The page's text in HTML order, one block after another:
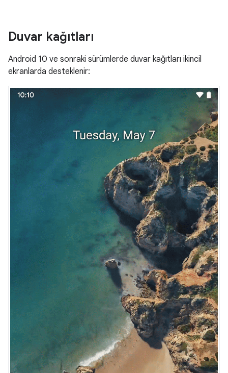
Duvar kağıtları
Android 10 ve sonraki sürümlerde duvar kağıtları ikincil
ekranlarda desteklenir: